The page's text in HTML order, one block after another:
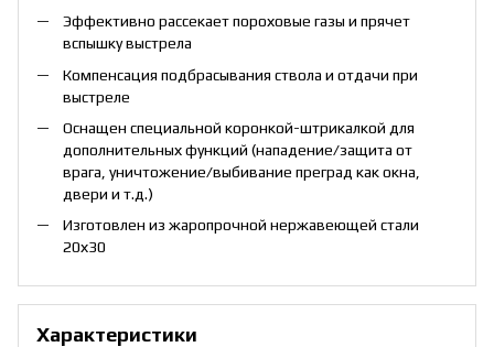
Эффективно рассекает пороховые газы и прячет
вспышку выстрела
Компенсация подбрасывания ствола и отдачи при
выстреле
Оснащен специальной коронкой-штрикалкой для
дополнительных функций (нападение/защита от
врага, уничтожение/выбивание преград как окна,
двери и т.д.)
Изготовлен из жаропрочной нержавеющей стали
20х30
Характеристики